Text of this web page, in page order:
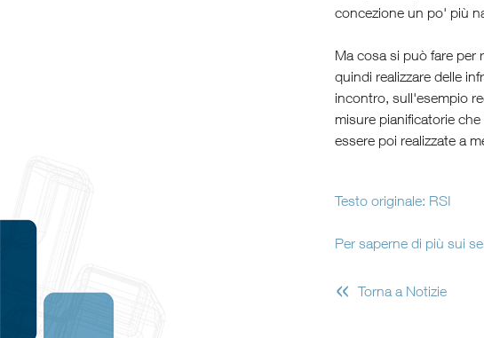
concezione un po' più
Ma cosa si può fare per
quindi realizzare delle
incontro, sull'esempio
misure pianificatorie
essere poi realizzate a
Testo originale: RSI
Per saperne di più sui
« Torna a Notizie